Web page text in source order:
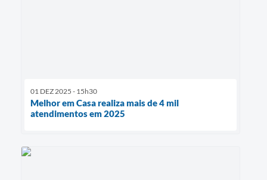
01 DEZ 2025 - 15h30
Melhor em Casa realiza mais de 4 mil
atendimentos em 2025